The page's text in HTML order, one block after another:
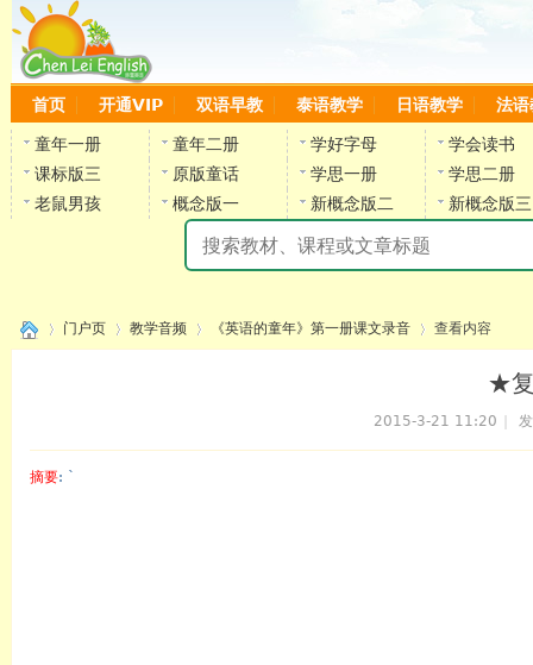
首页 开通VIP 双语早教 泰语教学 日语教学 法语
童年一册 童年二册 学好字母
学会读书
课标版三
原版童话 学思一册
学思二册
老鼠男孩
概念版一 新概念版二 新概念版三
门户页 教学音频 《英语的童年》第一册课文录音 查看内容
★复
2015-3-21 11:20
摘要: `